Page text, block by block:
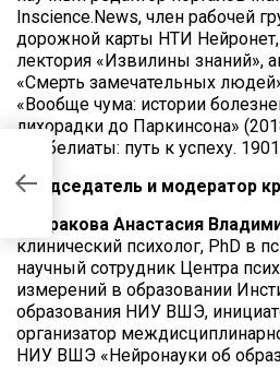
Inscience.News, член рабочей
дорожной карты НТИ Нейронет,
лектория «Извилины знаний»,
«Смерть замечательных
«Вообще чума: истории
лихорадки до Паркинсона»
«Нобелиаты: путь к успеху.
Председатель и модератор
Петракова Анастасия
клинический психолог, PhD в
научный сотрудник Центра
измерений в образовании
образования НИУ ВШЭ,
организатор
НИУ ВШЭ «Нейронауки об